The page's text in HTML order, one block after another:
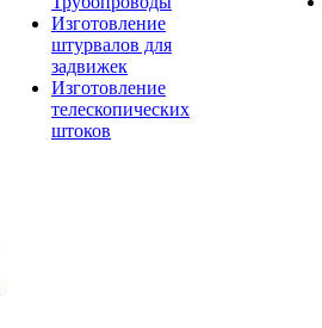
Изготовление
штурвалов для
задвижек
Изготовление
телескопических
штоков